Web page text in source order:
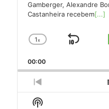
Gamberger, Alexandre
Castanheira recebem[...]
Change
Rate
1x
Skip
00:00
Previous
Episode
Show